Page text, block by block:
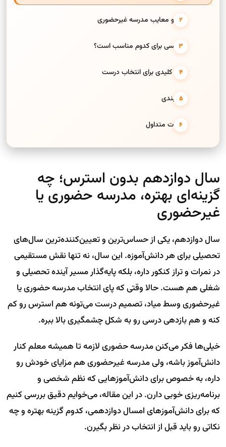
مزایا و معایب مدرسه غیرحضوری
چه کسی برای کدوم مناسب است؟
نکات کلیدی برای انتخاب درست
جمع‌بندی
سوالات متداول
سال دوازدهم بدون استرس؛ چه
گزینه‌ای بهتره، مدرسه حضوری یا
غیرحضوری
سال دوازدهم، یکی از حساس‌ترین و تعیین‌کننده‌ترین سال‌های
تحصیلی برای هر دانش‌آموزه. این سال، نه تنها نقش مستقیمی
در نمرات و تراز کنکور داره، بلکه پایه‌گذار مسیر آینده تحصیلی و
شغلی هم هست. حالا وقتی که پای انتخاب مدرسه حضوری یا
غیرحضوری وسط میاد، تصمیم درست می‌تونه هم استرس رو کم
کنه و هم بازدهی درسی رو به شکل چشمگیری بالا ببره.
خیلی‌ها فکر می‌کنن مدرسه حضوری لازمه تا همیشه معلم کنار
دانش‌آموز باشه، ولی مدرسه غیرحضوری هم مزایای خودش رو
داره، به خصوص برای دانش‌آموزهایی که نظم شخصی و
برنامه‌ریزی خوبی دارن. در این مقاله، می‌خوایم دقیق بررسی کنیم
که برای دانش‌آموزهای امسال دوازدهمی، کدوم گزینه بهتره و چه
نکاتی رو باید قبل از انتخاب در نظر بگیرن.